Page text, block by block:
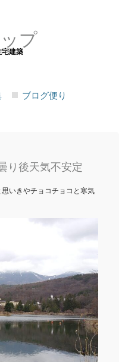
プ
建築
ブログ便り
り後天気不安定
いきやチョコチョコと寒気